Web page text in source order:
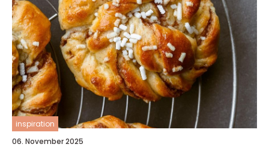
inspiration
06. November 2025